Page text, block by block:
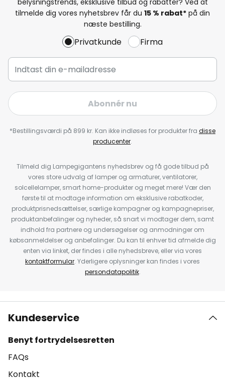
tilmelde dig vores nyhetsbrev får du 15 % rabat* på din
næste bestilling.
Privatkunde Firma
Abonnér nu
*Bestillingsværdi på 899 kr. Kan ikke indløses for produkter fra disse
producenter.
Tilmeld dig Lampegigantens nyhedsbrev og få gode tilbud på
vores store udvalg af lamper og armaturer, ventilatorer,
solcellelamper, smart home-produkter og meget mere! Vær den
første til at modtage information om eksklusive rabatkoder,
produktprisnedsættelser, særlige kampagner og kampagnepriser,
produktanbefalinger og nyheder, så snart vi modtager dem, samt
indhold fra partnere og undersøgelser og anmodninger om
købsanmeldelser og anbefalinger. Du kan til enhver tid afmelde dig
enten via linket, der findes i alle nyhedsbreve, eller via vores
kontaktformular. Yderligere oplysninger kan findes i vores
persondatapolitik.
Kundeservice
Benyt fortrydelsesretten
FAQs
Kontakt